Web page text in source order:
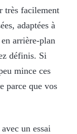
très facilement
adaptées à
arrière-plan
définis. Si
mince ces
parce que vos
un essai